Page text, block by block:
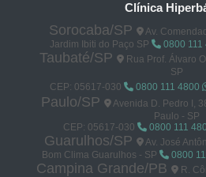
Clínica
Sorocaba/SP
Av.
Jardim Ibiti do Paço SP
0800 111
Taubaté/SP
Rua Prof. Álvaro
SP
CEP: 05617-030
0800 111 4800
Paulo/SP
Avenida D. Pedro I,
Paulo - SP
CEP: 05617-030
0800 111
Guarulhos/SP
Av. José
Bom Clima Guarulhos - SP
0800
Campina Grande/PB
R.